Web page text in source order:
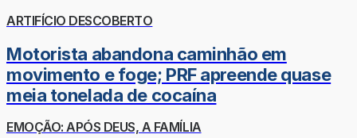
ARTIFÍCIO DESCOBERTO
Motorista abandona caminhão em
movimento e foge; PRF apreende quase
meia tonelada de cocaína
EMOÇÃO: APÓS DEUS, A FAMÍLIA